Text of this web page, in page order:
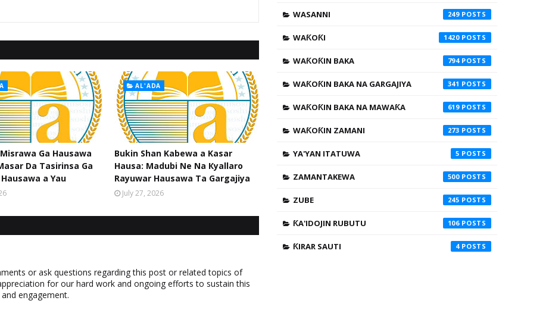
Ga Hausawa
Da Tasirinsa Ga
a Yau
AL'ADA
Bukin Shan Kabewa a Kasar
Hausa: Madubi Ne Na Кyallaro
Rayuwar Hausawa Ta Gargajiya
July 27, 2026
or ask questions regarding this post or related topics of
for our hard work and ongoing efforts to sustain this
engagement.
WASANNI 249
WAƘOƘI 1420
WAƘOƘIN BAKA 794
WAƘOƘIN BAKA NA GARGAJIYA 341
WAƘOƘIN BAKA NA MAWAƘA 619
WAƘOƘIN ZAMANI 273
YA'YAN ITATUWA 5
ZAMANTAKEWA 500
ZUBE 245
ƘA'IDOJIN RUBUTU 106
ƘIRAR SAUTI 4